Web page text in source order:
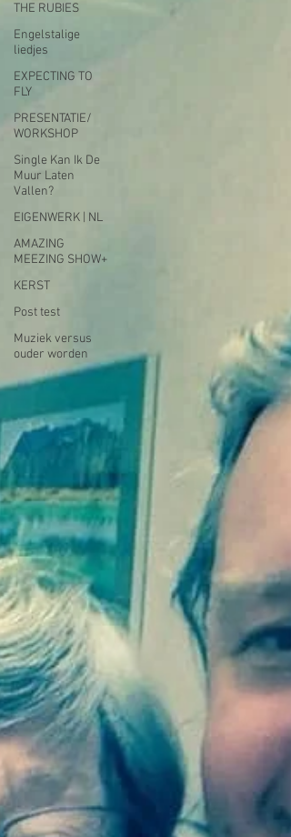
THE RUBIES
Engelstalige
liedjes
EXPECTING TO
FLY
PRESENTATIE/
WORKSHOP
Single Kan Ik De
Muur Laten
Vallen?
EIGENWERK | NL
AMAZING
MEEZING SHOW+
KERST
Post test
Muziek versus
ouder worden